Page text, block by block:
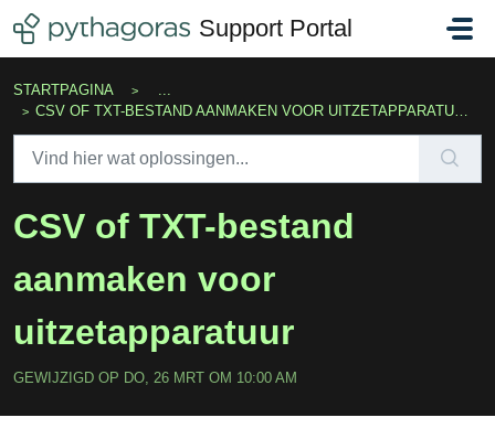
Doorgaan naar hoofdinhoud
Support Portal
STARTPAGINA
...
CSV OF TXT-BESTAND AANMAKEN VOOR UITZETAPPARATUUR
CSV of TXT-bestand
aanmaken voor
uitzetapparatuur
GEWIJZIGD OP DO, 26 MRT OM 10:00 AM